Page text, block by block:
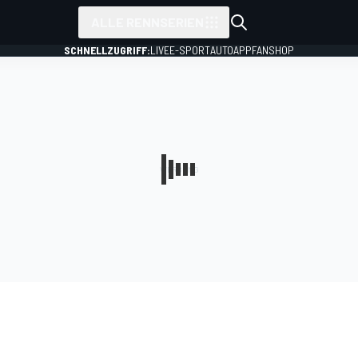
SCHNELLZUGRIFF:LIVEE-SPORTAUTOAPPFANSHOP